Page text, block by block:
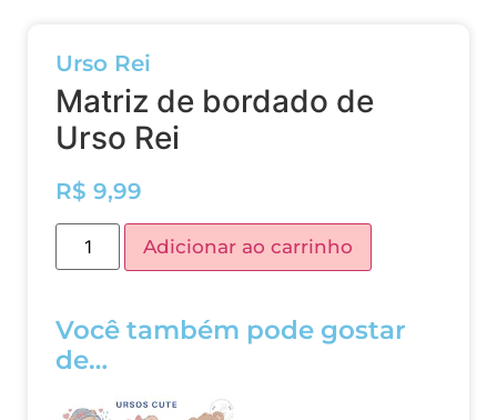
Urso Rei
Matriz de bordado de
Urso Rei
R$ 9,99
Adicionar ao carrinho
Você também pode gostar
de…